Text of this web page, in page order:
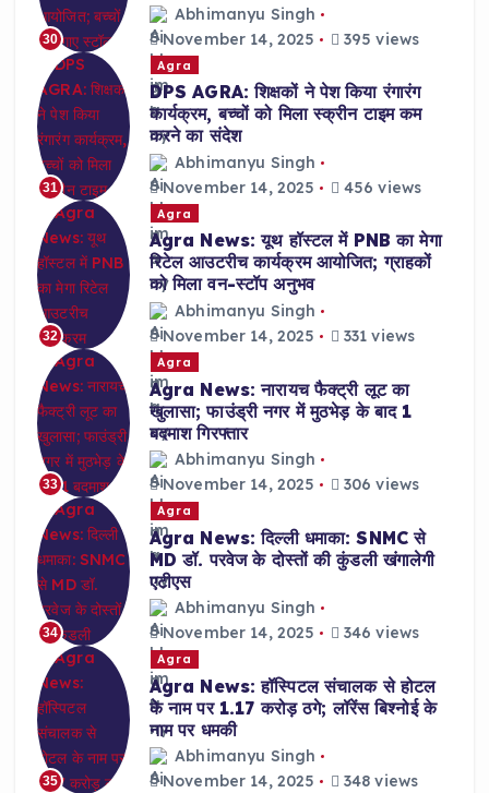
30
Abhimanyu Singh
November 14, 2025
395 views
31
Agra
DPS AGRA: शिक्षकों ने पेश किया रंगारंग
कार्यक्रम, बच्चों को मिला स्क्रीन टाइम कम
करने का संदेश
Abhimanyu Singh
November 14, 2025
456 views
32
Agra
Agra News: यूथ हॉस्टल में PNB का मेगा
रिटेल आउटरीच कार्यक्रम आयोजित; ग्राहकों
को मिला वन-स्टॉप अनुभव
Abhimanyu Singh
November 14, 2025
331 views
33
Agra
Agra News: नारायच फैक्ट्री लूट का
खुलासा; फाउंड्री नगर में मुठभेड़ के बाद 1
बदमाश गिरफ्तार
Abhimanyu Singh
November 14, 2025
306 views
34
Agra
Agra News: दिल्ली धमाका: SNMC से
MD डॉ. परवेज के दोस्तों की कुंडली खंगालेगी
एटीएस
Abhimanyu Singh
November 14, 2025
346 views
35
Agra
Agra News: हॉस्पिटल संचालक से होटल
के नाम पर 1.17 करोड़ ठगे; लॉरेंस बिश्नोई के
नाम पर धमकी
Abhimanyu Singh
November 14, 2025
348 views